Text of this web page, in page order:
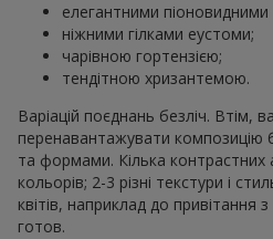
елегантними
ніжними гілками еустоми;
чарівною гортензією;
тендітною хризантемою.
Варіацій поєднань безліч. Втім,
перенавантажувати композицію
та формами. Кілька
кольорів; 2-3 різні текстури і
квітів, наприклад до привітання
готов.